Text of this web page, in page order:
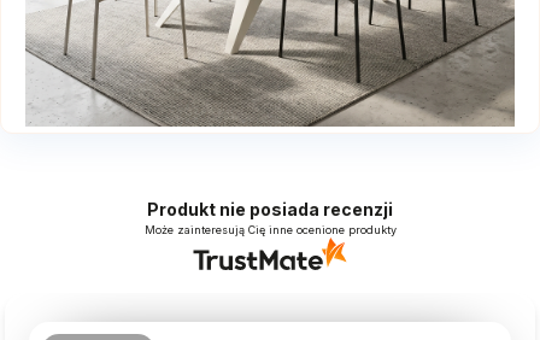
Produkt nie posiada recenzji
Może zainteresują Cię inne ocenione produkty